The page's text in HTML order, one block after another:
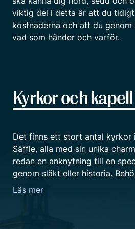
viktig del i detta är att du
kostnaderna och att du genom
vad som händer och varför.
Det finns ett stort antal kyrkor
Säffle, alla med sin unika
redan en anknytning till en
genom släkt eller historia.
och välja en lämplig lokal så
Läs mer